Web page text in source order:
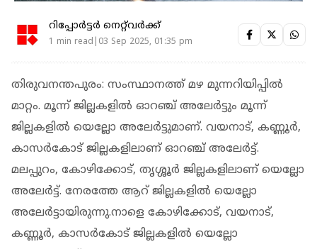
റിപ്പോർട്ടർ നെറ്റ്‌വര്‍ക്ക്‌
1 min read|03 Sep 2025, 01:35 pm
തിരുവനന്തപുരം: സംസ്ഥാനത്ത് മഴ മുന്നറിയിപ്പിൽ
മാറ്റം. മൂന്ന് ജില്ലകളിൽ ഓറഞ്ച് അലേർട്ടും മൂന്ന്
ജില്ലകളിൽ യെല്ലോ അലേർട്ടുമാണ്. വയനാട്, കണ്ണൂർ,
കാസർകോട് ജില്ലകളിലാണ് ഓറഞ്ച് അലേർട്ട്.
മലപ്പുറം, കോഴിക്കോട്, തൃശ്ശൂർ ജില്ലകളിലാണ് യെല്ലോ
അലേർട്ട്. നേരത്തേ ആറ് ജില്ലകളിൽ യെല്ലോ
അലേർട്ടായിരുന്നു.നാളെ കോഴിക്കോട്, വയനാട്,
കണ്ണൂർ, കാസർകോട് ജില്ലകളിൽ യെല്ലോ